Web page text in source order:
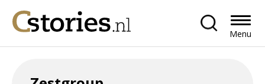
Menu